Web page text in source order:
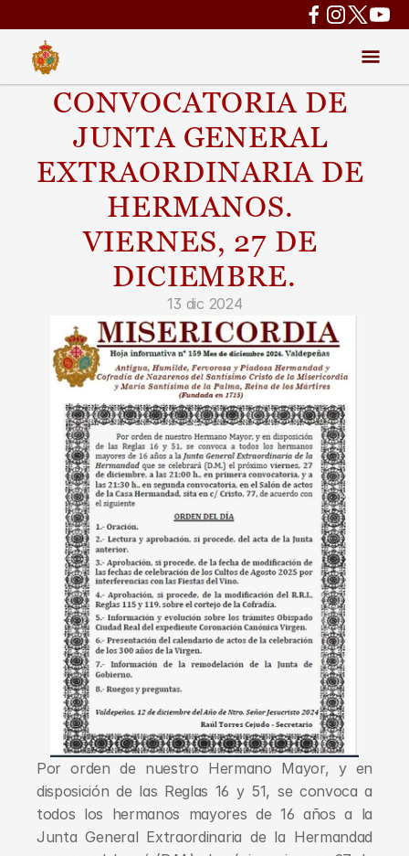
CONVOCATORIA DE
JUNTA GENERAL
EXTRAORDINARIA DE
HERMANOS.
VIERNES, 27 DE
DICIEMBRE.
13 dic 2024
Por orden de nuestro Hermano Mayor, y en
disposición de las Reglas 16 y 51, se convoca a
todos los hermanos mayores de 16 años a la
Junta General Extraordinaria de la Hermandad